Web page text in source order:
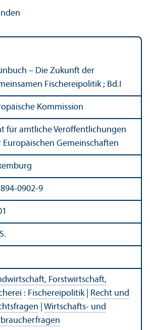
– Die Zukunft der
Fischereipolitik ; Bd.I
Kommission
für amtliche Veröffentlichungen
Europäischen Gemeinschaften
0902-9
Forstwirtschaft,
: Fischereipolitik| Recht und
Wirtschafts- und